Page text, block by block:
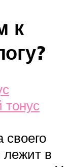
к
своего
в